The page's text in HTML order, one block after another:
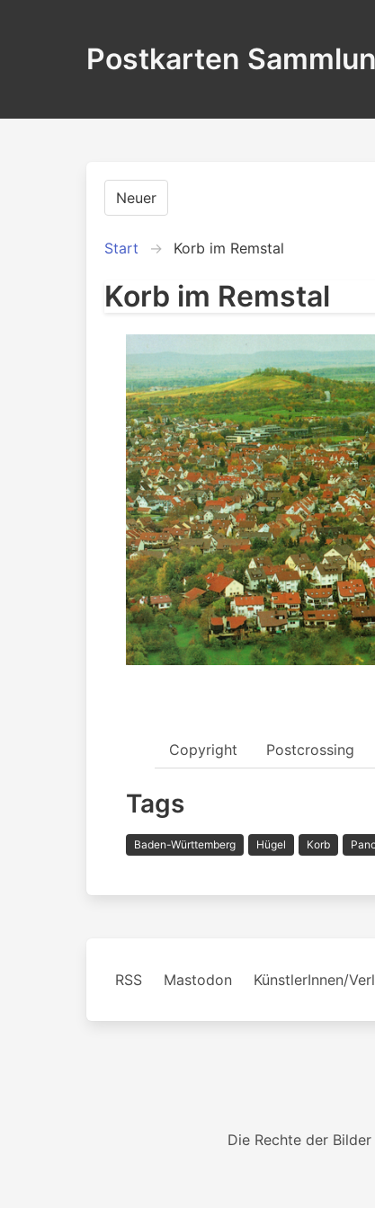
Postkarten
Neuer
Start Korb im Remstal
Korb im Remstal
Copyright Postcrossing
Tags
Baden-Württemberg Hügel Korb
RSS Mastodon KünstlerInnen/
Die Rechte der